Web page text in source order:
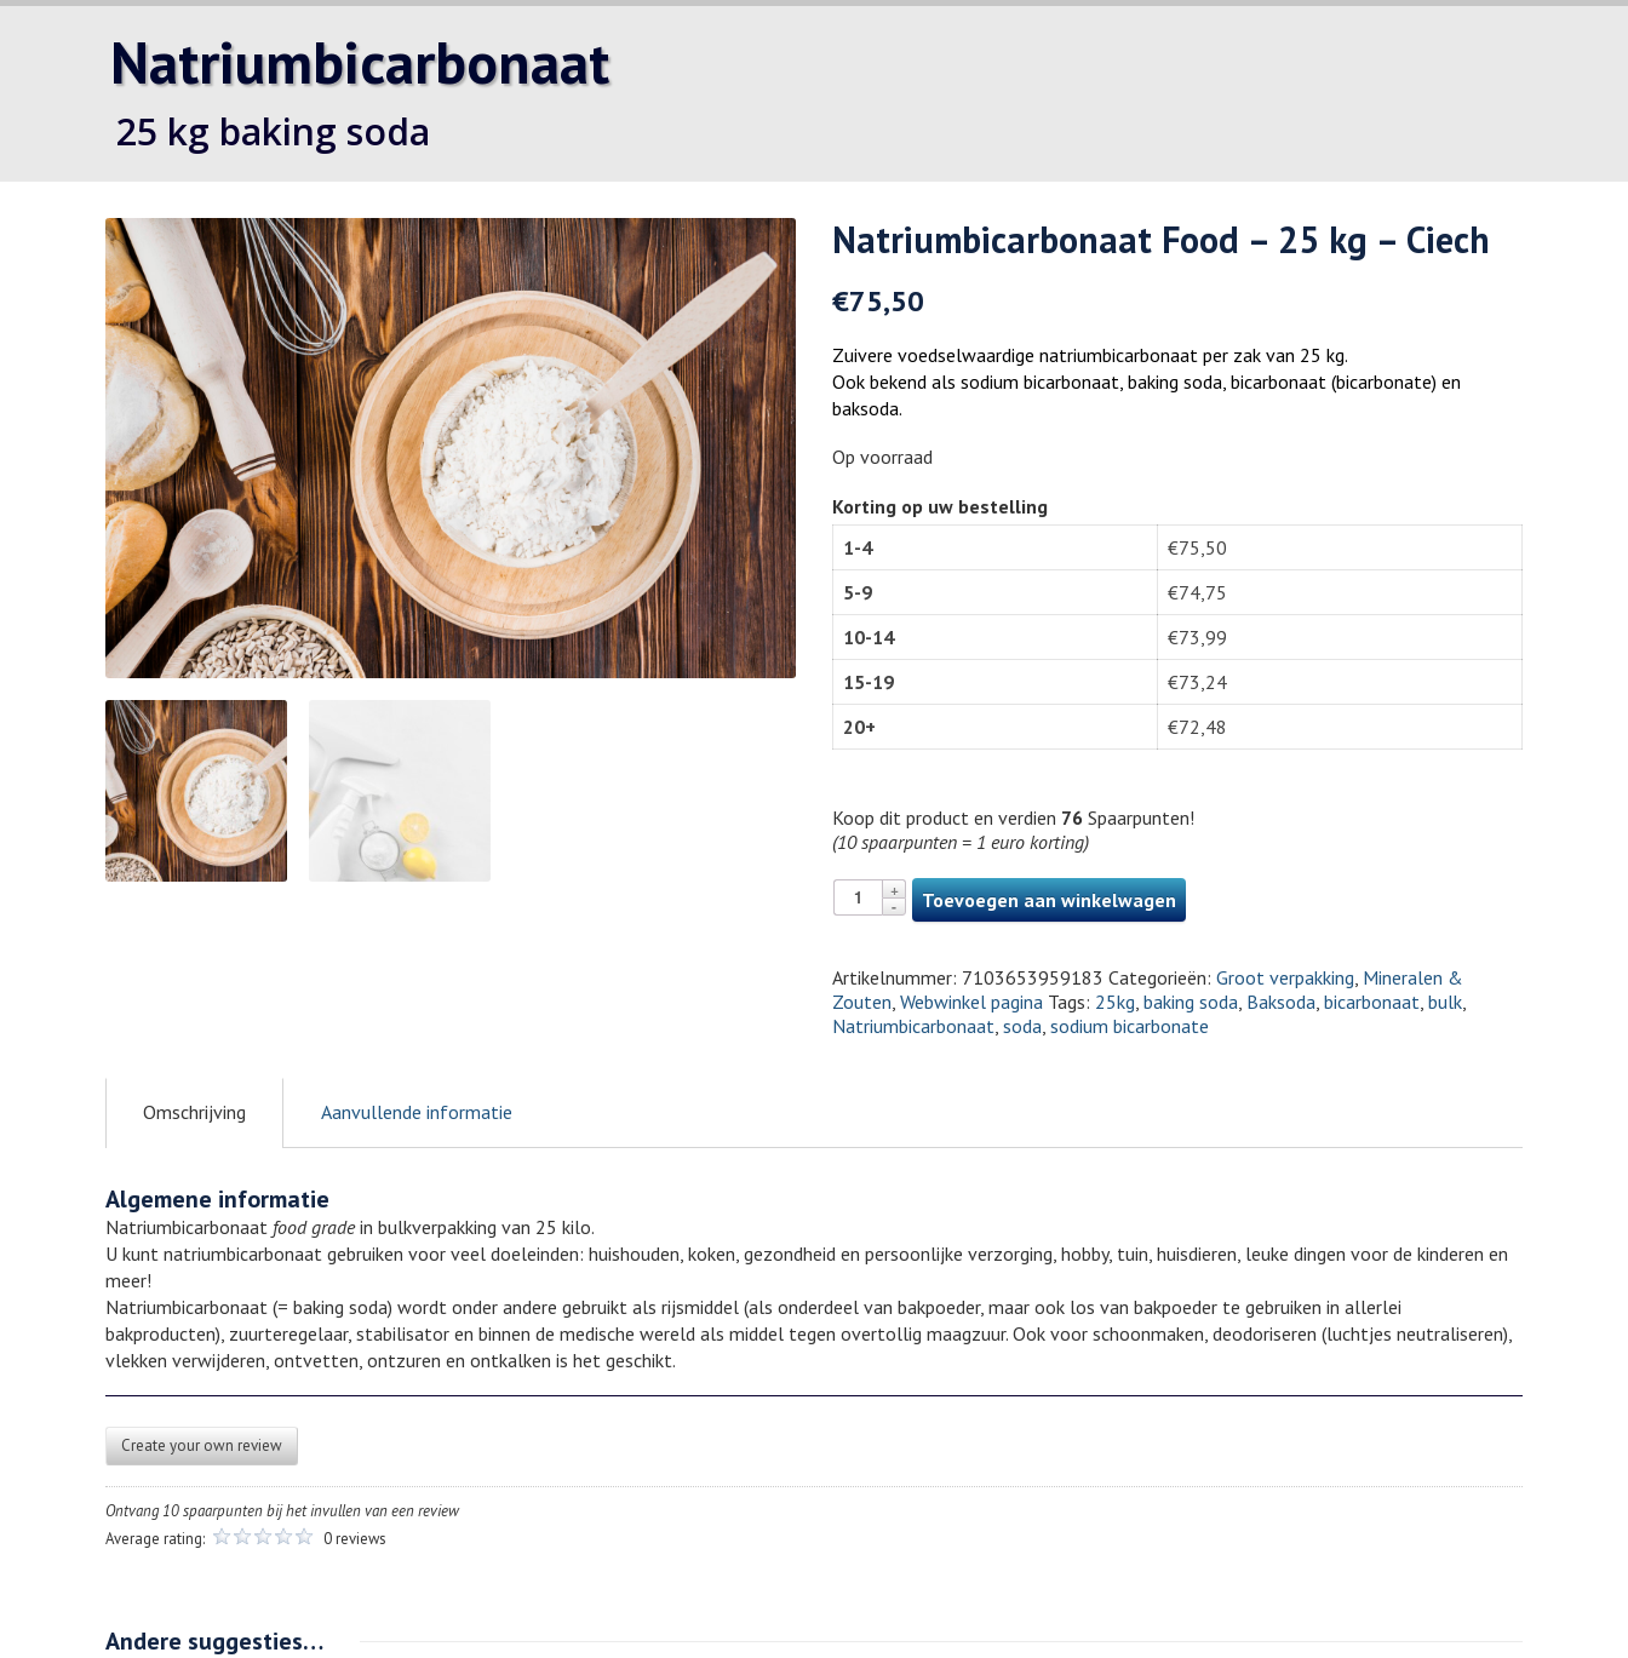
Natriumbicarbonaat
25 kg baking soda
Natriumbicarbonaat Food – 25 kg – Ciech
€75,50
Zuivere voedselwaardige natriumbicarbonaat per zak van 25 kg.
Ook bekend als sodium bicarbonaat, baking soda, bicarbonaat (bicarbonate) en
baksoda.
Op voorraad
Korting op uw bestelling
1-4
€75,50
5-9
€74,75
10-14
€73,99
15-19
€73,24
20+
€72,48
Koop dit product en verdien 76 Spaarpunten!
(10 spaarpunten = 1 euro korting)
Toevoegen aan winkelwagen
Artikelnummer: 7103653959183 Categorieën: Groot verpakking, Mineralen &
Zouten, Webwinkel pagina Tags: 25kg, baking soda, Baksoda, bicarbonaat, bulk,
Natriumbicarbonaat, soda, sodium bicarbonate
Omschrijving Aanvullende informatie
Algemene informatie
Natriumbicarbonaat food gradein bulkverpakking van 25 kilo.
U kunt natriumbicarbonaat gebruiken voor veel doeleinden: huishouden, koken, gezondheid en persoonlijke verzorging, hobby, tuin, huisdieren, leuke dingen voor de kinderen en
meer!
Natriumbicarbonaat (= baking soda) wordt onder andere gebruikt als rijsmiddel (als onderdeel van bakpoeder, maar ook los van bakpoeder te gebruiken in allerlei
bakproducten), zuurteregelaar, stabilisator en binnen de medische wereld als middel tegen overtollig maagzuur. Ook voor schoonmaken, deodoriseren (luchtjes neutraliseren),
vlekken verwijderen, ontvetten, ontzuren en ontkalken is het geschikt.
Create your own review
Ontvang 10 spaarpunten bij het invullen van een review
Average rating:
0 reviews
Andere suggesties…